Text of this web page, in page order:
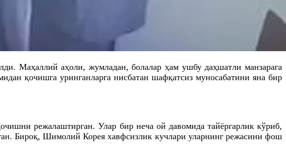
Маҳаллий аҳоли, жумладан, болалар ҳам ушбу даҳшатли манзарага
қочишга уринганларга нисбатан шафқатсиз муносабатини яна бир
режалаштирган. Улар бир неча ой давомида тайёргарлик кўриб,
Бироқ, Шимолий Корея хавфсизлик кучлари уларнинг режасини фош